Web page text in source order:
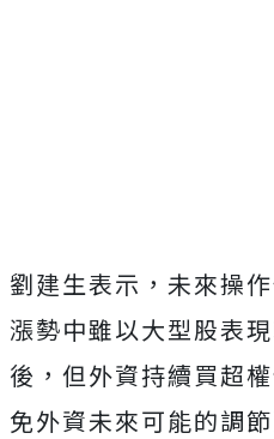
劉建生表示，未來操
漲勢中雖以大型股表
後，但外資持續買超
免外資未來可能的調